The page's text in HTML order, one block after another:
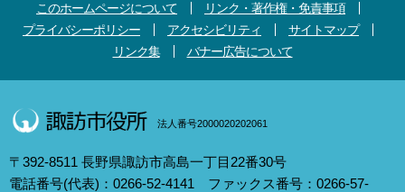
このホームページについて
リンク・著作権・免責事項
プライバシーポリシー
アクセシビリティ
サイトマップ
リンク集
バナー広告について
法人番号2000020202061
〒392-8511 長野県諏訪市高島一丁目22番30号
電話番号(代表)：0266-52-4141 ファックス番号：0266-57-